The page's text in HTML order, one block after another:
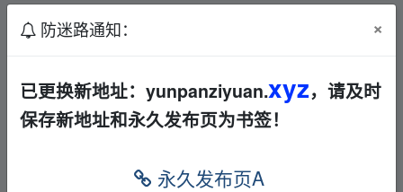
最新 精华 发布规范
哥斯拉大战金刚哥斯拉大战金刚哥 其他 其他
AL
← liujia 5小时前
5小时前
防迷路通知： ×
已更换新地址：yunpanziyuan.xyz，请及时
保存新地址和永久发布页为书签！
永久发布页A